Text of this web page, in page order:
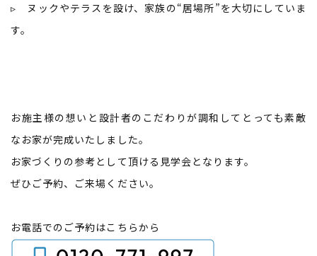
▹ ヌックやテラスを設け、家族の“居場所”を大切にしていま
す。
お施主様の想いと設計者のこだわりが調和してとっても素敵
なお家が完成いたしました。
お家づくりの参考として頂ける見学会となります。
ぜひご予約、ご来場ください。
お電話でのご予約はこちらから